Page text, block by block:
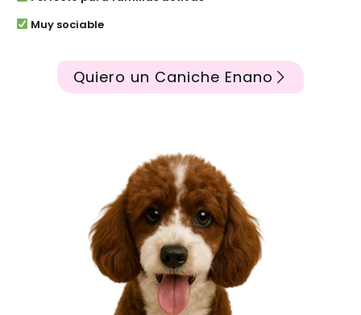
Muy sociable
Quiero un Caniche Enano